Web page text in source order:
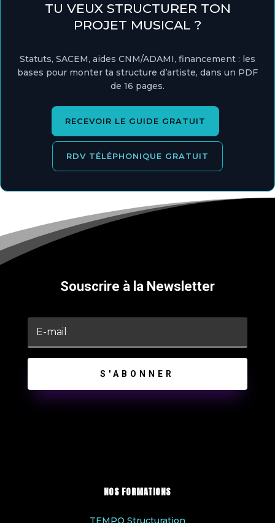
TU VEUX STRUCTURER TON
PROJET MUSICAL ?
Statuts, SACEM, aides CNM/ADAMI, financement : les
bases pour monter ta structure d’artiste, dans un PDF
de 16 pages.
RECEVOIR LE GUIDE GRATUIT
RDV TÉLÉPHONIQUE GRATUIT
Souscrire à la Newsletter
S'ABONNER
NOS FORMATIONS
TEMPO Structuration